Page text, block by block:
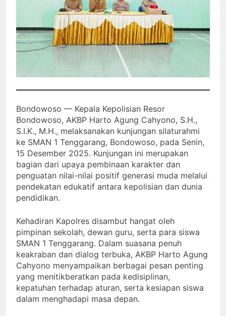
Bondowoso — Kepala Kepolisian Resor
Bondowoso, AKBP Harto Agung Cahyono, S.H.,
S.I.K., M.H., melaksanakan kunjungan silaturahmi
ke SMAN 1 Tenggarang, Bondowoso, pada Senin,
15 Desember 2025. Kunjungan ini merupakan
bagian dari upaya pembinaan karakter dan
penguatan nilai-nilai positif generasi muda melalui
pendekatan edukatif antara kepolisian dan dunia
pendidikan.
Kehadiran Kapolres disambut hangat oleh
pimpinan sekolah, dewan guru, serta para siswa
SMAN 1 Tenggarang. Dalam suasana penuh
keakraban dan dialog terbuka, AKBP Harto Agung
Cahyono menyampaikan berbagai pesan penting
yang menitikberatkan pada kedisiplinan,
kepatuhan terhadap aturan, serta kesiapan siswa
dalam menghadapi masa depan.